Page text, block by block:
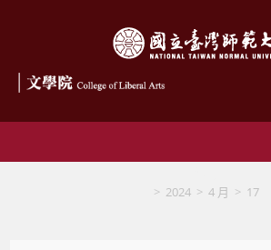
> 2024 > 4 月 > 17